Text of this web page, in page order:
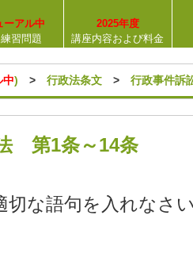
ーアル中
習問題
2025年度
講座内容および料金
中) > 行政法条文 > 行政事件訴
第1条～14条
切な語句を入れなさ